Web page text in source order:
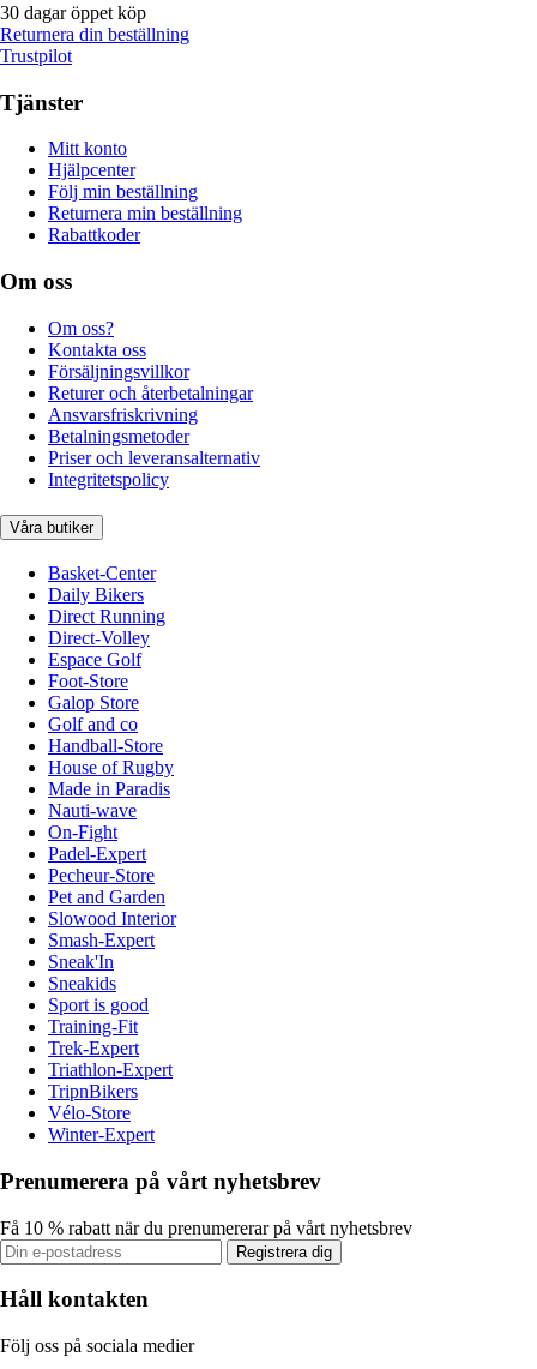
30 dagar öppet köp
Returnera din beställning
Trustpilot
Tjänster
Mitt konto
Hjälpcenter
Följ min beställning
Returnera min beställning
Rabattkoder
Om oss
Om oss?
Kontakta oss
Försäljningsvillkor
Returer och återbetalningar
Ansvarsfriskrivning
Betalningsmetoder
Priser och leveransalternativ
Integritetspolicy
Våra butiker
Basket-Center
Daily Bikers
Direct Running
Direct-Volley
Espace Golf
Foot-Store
Galop Store
Golf and co
Handball-Store
House of Rugby
Made in Paradis
Nauti-wave
On-Fight
Padel-Expert
Pecheur-Store
Pet and Garden
Slowood Interior
Smash-Expert
Sneak'In
Sneakids
Sport is good
Training-Fit
Trek-Expert
Triathlon-Expert
TripnBikers
Vélo-Store
Winter-Expert
Prenumerera på vårt nyhetsbrev
Få 10 % rabatt när du prenumererar på vårt nyhetsbrev
Registrera dig
Håll kontakten
Följ oss på sociala medier